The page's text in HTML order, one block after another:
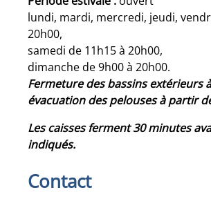
lundi, mardi, mercredi, jeudi,
20h00,
samedi de 11h15 à 20h00,
dimanche de 9h00 à 20h00.
Fermeture des bassins extérieurs
évacuation des pelouses à partir
Les caisses ferment 30 minutes
indiqués.
Contact